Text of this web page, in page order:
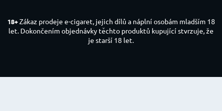
18+Zákaz prodeje e-cigaret, jejich dílů a náplní osobám mladším 18
let. Dokončením objednávky těchto produktů kupující stvrzuje, že
je starší 18 let.